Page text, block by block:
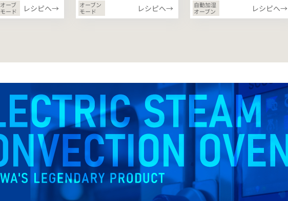
ーブ
ード
レシピへ→
オーブン
モード
レシピへ→
自動加湿
オーブン
レシピへ→